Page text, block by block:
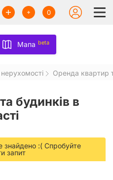
0
Мапа beta
Оренда квартир
будинків в
знайдено :( Спробуйте
запит